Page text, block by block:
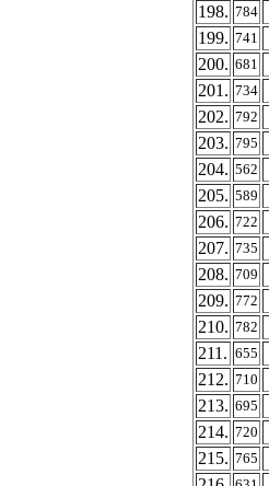
198. 784
199. 741
200. 681
201. 734
202. 792
203. 795
204. 562
205. 589
206. 722
207. 735
208. 709
209. 772
210. 782
211. 655
212. 710
213. 695
214. 720
215. 765